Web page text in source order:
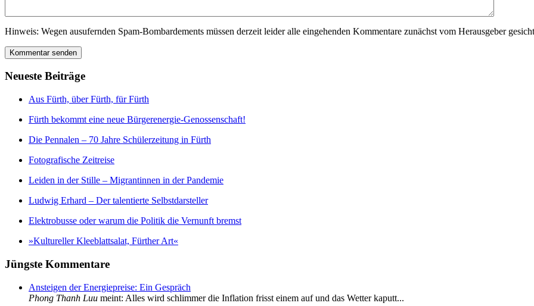
Hinweis: Wegen ausufernden Spam-Bombardements müssen derzeit leider alle eingehenden Kommentare zunächst vom Herausgeber
Neue­ste Bei­trä­ge
Aus Fürth, über Fürth, für Fürth
Fürth be­kommt ei­ne neue Bür­ger­en­er­gie-Ge­nos­sen­schaft!
Die Pen­na­len – 70 Jah­re Schü­ler­zei­tung in Fürth
Fo­to­gra­fi­sche Zeit­rei­se
Lei­den in der Stil­le – Mi­gran­tin­nen in der Pan­de­mie
Lud­wig Er­hard – Der ta­len­tier­te Selbst­dar­stel­ler
Elek­tro­bus­se oder war­um die Po­li­tik die Ver­nunft bremst
»Kul­tu­rel­ler Klee­blatt­sa­lat, Für­ther Art«
Jüng­ste Kom­men­ta­re
Ansteigen der Energiepreise: Ein Gespräch
Phong Thanh Luu meint: Alles wird schlimmer die Inflation frisst einem auf und das Wetter kaputt...